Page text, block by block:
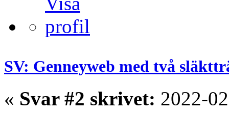
SV: Genneyweb med två
« Svar #2 skrivet: 2022-